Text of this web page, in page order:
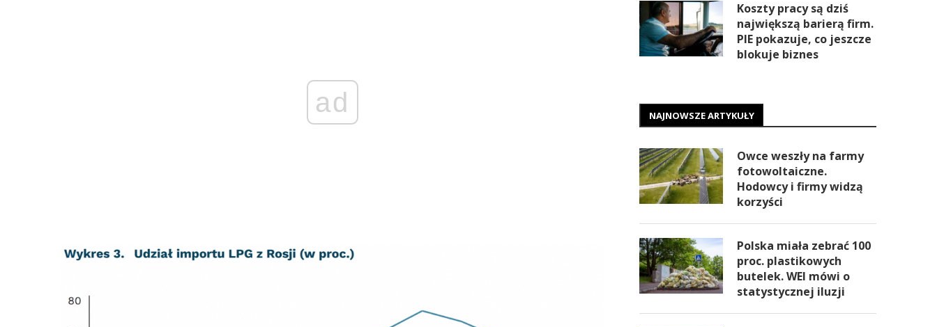
ad
Koszty pracy są dziś
największą barierą firm.
PIE pokazuje, co jeszcze
blokuje biznes
NAJNOWSZE ARTYKUŁY
Owce weszły na farmy
fotowoltaiczne.
Hodowcy i firmy widzą
korzyści
Polska miała zebrać 100
proc. plastikowych
butelek. WEI mówi o
statystycznej iluzji